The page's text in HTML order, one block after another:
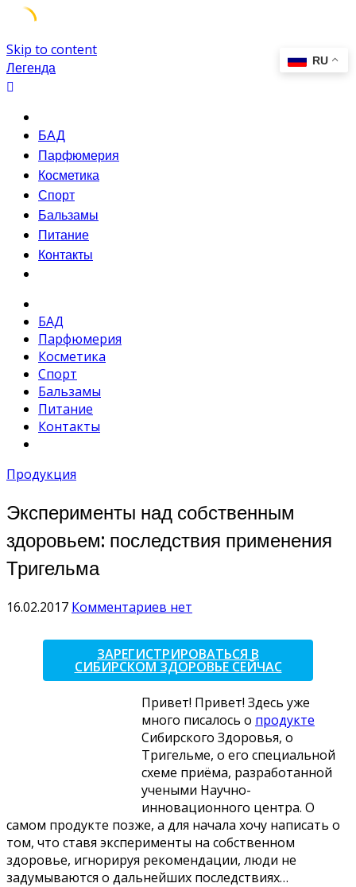
Skip to content
Легенда
БАД
Парфюмерия
Косметика
Спорт
Бальзамы
Питание
Контакты
БАД
Парфюмерия
Косметика
Спорт
Бальзамы
Питание
Контакты
Продукция
Эксперименты над собственным
здоровьем: последствия применения
Тригельма
16.02.2017 Комментариев нет
ЗАРЕГИСТРИРОВАТЬСЯ В
СИБИРСКОМ ЗДОРОВЬЕ СЕЙЧАС
Привет! Привет! Здесь уже
много писалось о продукте
Сибирского Здоровья, о
Тригельме, о его специальной
схеме приёма, разработанной
учеными Научно-
инновационного центра. О
самом продукте позже, а для начала хочу написать о
том, что ставя эксперименты на собственном
здоровье, игнорируя рекомендации, люди не
задумываются о дальнейших последствиях…